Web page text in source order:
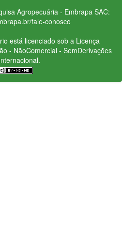
Agropecuária - Embrapa SAC:
fale-conosco
está licenciado sob a Licença
- NãoComercial - SemDerivações